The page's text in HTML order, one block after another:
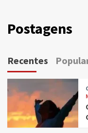
Postagens
Recentes